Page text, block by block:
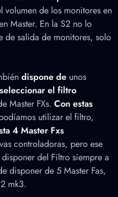
volumen de los monitores en
Master. En la S2 no lo
de salida de monitores, solo
dispone de unos
el filtro
Master FXs. Con estas
utilizar el filtro,
4 Master Fxs
controladoras, pero ese
del Filtro siempre a
disponer de 5 Master Fas,
mk3.